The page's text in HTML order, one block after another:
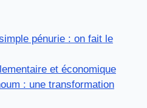
pénurie : on fait le
et économique
: une transformation